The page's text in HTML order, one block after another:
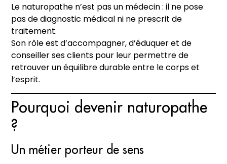
Le naturopathe n’est pas un médecin : il ne pose
pas de diagnostic médical ni ne prescrit de
traitement.
Son rôle est d’accompagner, d’éduquer et de
conseiller ses clients pour leur permettre de
retrouver un équilibre durable entre le corps et
l’esprit.
Pourquoi devenir naturopathe
?
Un métier porteur de sens